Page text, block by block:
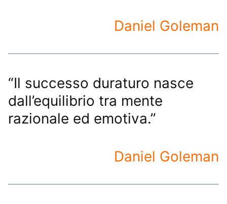
Daniel Goleman
“Il successo duraturo nasce
dall’equilibrio tra mente
razionale ed emotiva.”
Daniel Goleman